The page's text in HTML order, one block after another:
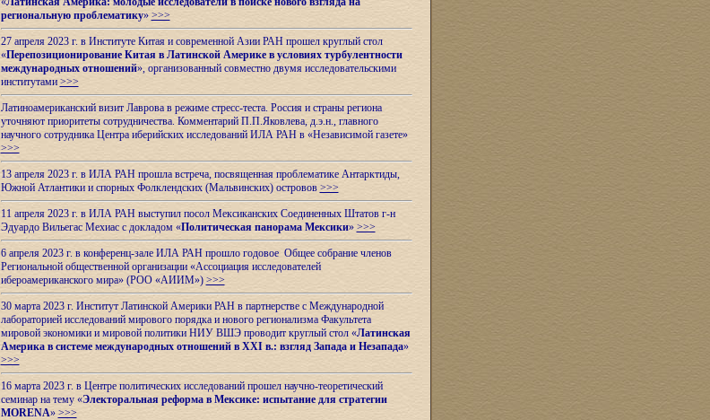
региональную проблематику» >>>
27 апреля 2023 г. в Институте Китая и современной Азии РАН прошел круглый стол
«Перепозиционирование Китая в ЛатинскойАмерике в условиях турбулентности
международных отношений», организованный совместно двумя исследовательскими
институтами >>>
Латиноамериканский визит Лаврова в режиме стресс-теста. Россия и страны региона
уточняют приоритеты сотрудничества. Комментарий П.П.Яковлева, д.э.н., главного
научного сотрудника Центра иберийских исследований ИЛА РАН в «Независимой газете»
>>>
13 апреля 2023 г. в ИЛА РАН прошла встреча, посвященная проблематике Антарктиды,
Южной Атлантики и спорных Фолклендских (Мальвинских) островов >>>
11 апреля 2023 г. в ИЛА РАН выступил посол Мексиканских Соединенных Штатов г-н
Эдуардо Вильегас Мехиас c докладом «Политическая панорама Мексики» >>>
6 апреля 2023 г. в конференц-зале ИЛА РАН прошло годовое Общее собрание членов
Региональной общественной организации «Ассоциация исследователей
ибероамериканского мира» (РОО «АИИМ») >>>
30 марта 2023 г. Институт Латинской Америки РАН в партнерстве с Международной
лабораторией исследований мирового порядка и нового регионализма Факультета
мировой экономики и мировой политики НИУ ВШЭ проводит круглый стол «Латинская
Америка в системе международных отношений в XXI в.: взгляд Запада и Незапада»
>>>
16 марта 2023 г. в Центре политических исследований прошел научно-теоретический
семинар на тему «Электоральная реформа в Мексике: испытание для стратегии
MORENA» >>>